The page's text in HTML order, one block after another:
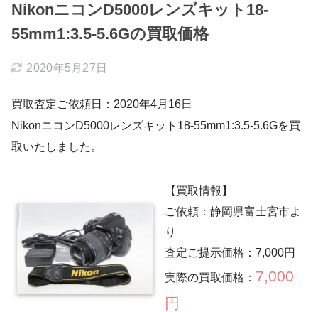
NikonニコンD5000レンズキット18-
55mm1:3.5-5.6Gの買取価格
2020年5月27日
買取査定ご依頼日：2020年4月16日
NikonニコンD5000レンズキット18-55mm1:3.5-5.6Gを買
取いたしました。
【買取情報】
ご依頼：静岡県富士宮市よ
り
査定ご提示価格：7,000円
実際の買取価格： 7,000
円